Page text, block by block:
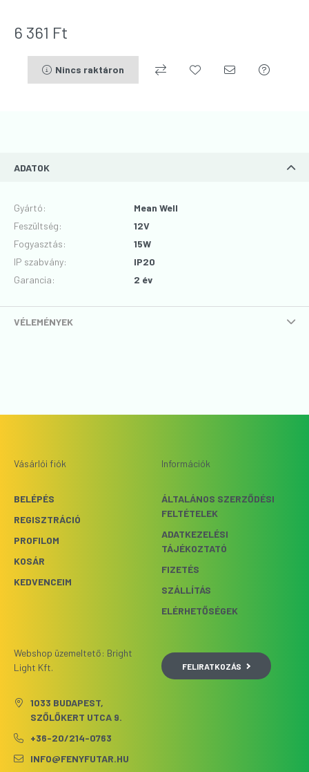
6 361 Ft
Nincs raktáron
ADATOK
Gyártó:
Mean Well
Feszültség:
12V
Fogyasztás:
15W
IP szabvány:
IP20
Garancia: 2 év
VÉLEMÉNYEK
Vásárlói fiók
BELÉPÉS
REGISZTRÁCIÓ
PROFILOM
KOSÁR
KEDVENCEIM
Információk
ÁLTALÁNOS SZERZŐDÉSI
FELTÉTELEK
ADATKEZELÉSI
TÁJÉKOZTATÓ
FIZETÉS
SZÁLLÍTÁS
ELÉRHETŐSÉGEK
Webshop üzemeltető: Bright
Light Kft.
1033 BUDAPEST,
SZŐLŐKERT UTCA 9.
+36-20/214-0763
INFO@FENYFUTAR.HU
FELIRATKOZÁS